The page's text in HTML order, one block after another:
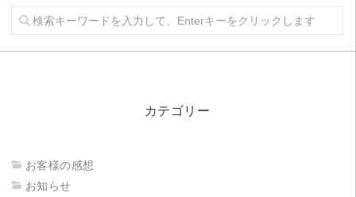
カテゴリー
お客様の感想
お知らせ